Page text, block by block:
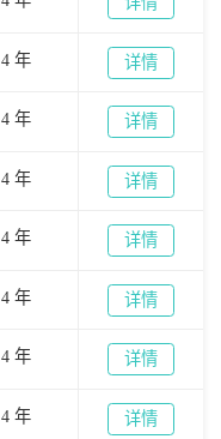
4 年 详情
4 年 详情
4 年 详情
4 年 详情
4 年 详情
4 年 详情
4 年 详情